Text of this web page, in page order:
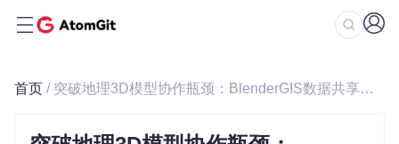
首页 / 突破地理3D模型协作瓶颈：BlenderGIS数据共享全面指南